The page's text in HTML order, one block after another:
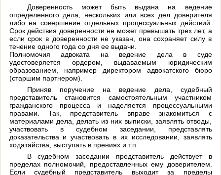
Доверенность может быть выдана на ведение
определенного дела, нескольких или всех дел доверителя
либо на совершение отдельных процессуальных действий.
Срок действия доверенности не может превышать трех лет, а
если срок в доверенности не указан, она сохраняет силу в
течение одного года со дня ее выдачи.
Полномочия адвоката на ведение дела в суде
удостоверяется ордером, выдаваемым юридическим
образованием, например директором адвокатского бюро
(старшим партнером).
Приняв поручение на ведение дела, судебный
представитель становится самостоятельным участником
гражданского процесса и наделяется процессуальными
правами. Так, представитель вправе знакомиться с
материалами дела, делать из них выписки, заявлять отводы,
участвовать в судебном заседании, представлять
доказательства и участвовать в их исследовании, заявлять
ходатайства, выступать в прениях и т.п.
В судебном заседании представитель действует в
пределах полномочий, предоставленных ему доверителем.
Если судебный представитель выходит за пределы